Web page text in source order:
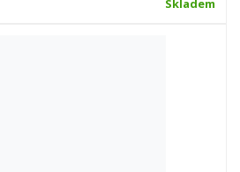
Skladem